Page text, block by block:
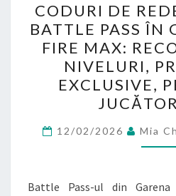
DE
ÎN
CODURI DE
BATTLE PASS ÎN
FIRE MAX:
NIVELURI,
EXCLUSIVE,
12/02/2026 Mia
Battle Pass-ul din